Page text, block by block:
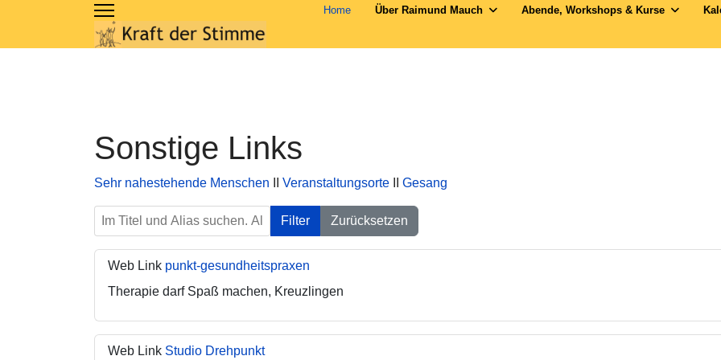
Home Über Raimund Mauch Abende, Workshops & Kurse
Sonstige Links
Sehr nahestehende Menschen Veranstaltungsorte Gesang
Im Titel und Alias suchen. Als Präfix „ID:“ verwenden, um nach einer Weblink-ID zu suchen.
Filter Zurücksetzen
Web Link punkt-gesundheitspraxen
Therapie darf Spaß machen, Kreuzlingen
Web Link Studio Drehpunkt